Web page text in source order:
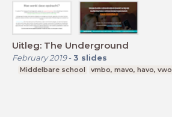
Uitleg: The Underground
February 2019- 3 slides
Middelbare school vmbo, mavo, havo, vwo